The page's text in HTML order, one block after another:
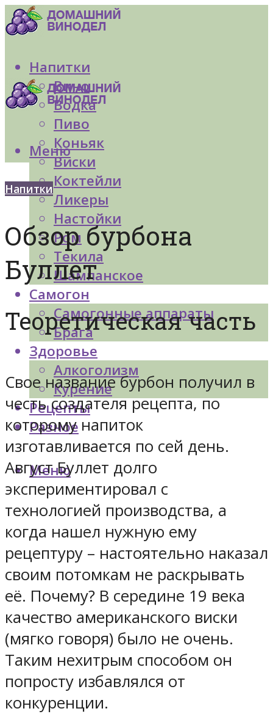
Напитки
Вино
Водка
Пиво
Коньяк
Виски
Коктейли
Ликеры
Настойки
Ром
Текила
Шампанское
Самогон
Самогонные аппараты
Брага
Здоровье
Алкоголизм
Курение
Рецепты
Разное
Меню
Меню
Напитки
Обзор бурбона
Буллет
Теоретическая часть
Свое название бурбон получил в
честь создателя рецепта, по
которому напиток
изготавливается по сей день.
Август Буллет долго
экспериментировал с
технологией производства, а
когда нашел нужную ему
рецептуру – настоятельно наказал
своим потомкам не раскрывать
её. Почему? В середине 19 века
качество американского виски
(мягко говоря) было не очень.
Таким нехитрым способом он
попросту избавлялся от
конкуренции.